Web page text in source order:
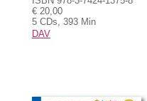
€ 20,00
5 CDs, 393 Min
DAV